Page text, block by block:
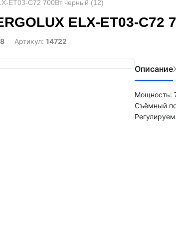
ET03-C72 700Вт черный (12)
ELX-ET03-
Артикул: 14722
Описание
Мощность:
Съёмный